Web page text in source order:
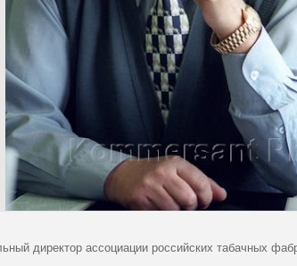
директор ассоциации российских табачных